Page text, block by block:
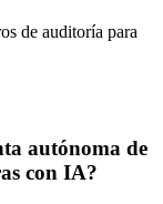
de auditoría para
autónoma de
con IA?